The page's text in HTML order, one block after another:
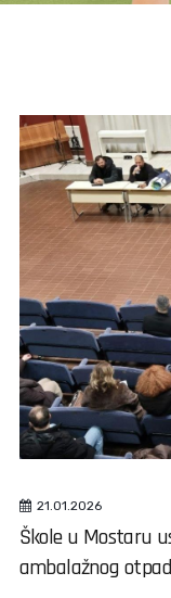
21.01.2026
Škole u Mostaru
ambalažnog